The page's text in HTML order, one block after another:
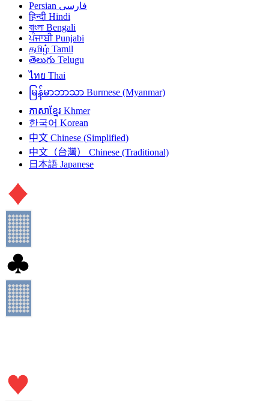
فارسی Persian
हिन्दी Hindi
বাংলা Bengali
ਪੰਜਾਬੀ Punjabi
தமிழ் Tamil
తెలుగు Telugu
ไทย Thai
မြန်မာဘာသာ Burmese (Myanmar)
ភាសាខ្មែរ Khmer
한국어 Korean
中文 Chinese (Simplified)
中文（台灣）
Chinese (Traditional)
日本語 Japanese